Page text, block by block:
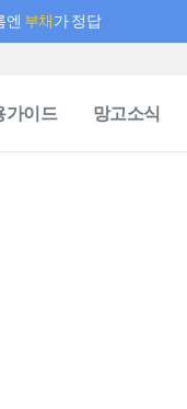
엔 부채가 정답
가이드 망고소식